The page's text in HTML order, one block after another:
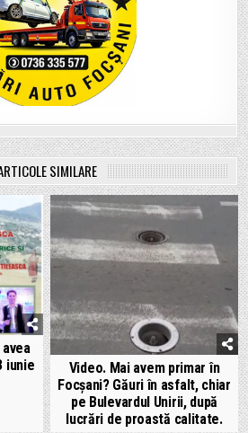
SIMILARE
iunie
Video. Mai avem primar în
Focșani? Găuri în asfalt, chiar
pe Bulevardul Unirii, după
lucrări de proastă calitate.